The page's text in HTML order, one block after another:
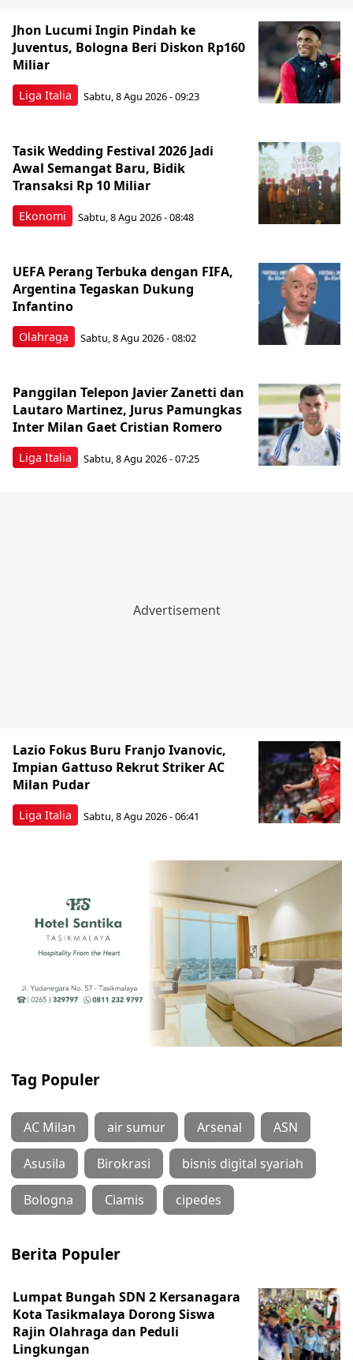
Liga Italia
Jhon Lucumi Ingin Pindah ke
Juventus, Bologna Beri Diskon Rp160
Miliar
Sabtu, 8 Agu 2026 - 09:23
Ekonomi
Tasik Wedding Festival 2026 Jadi
Awal Semangat Baru, Bidik
Transaksi Rp 10 Miliar
Sabtu, 8 Agu 2026 - 08:48
Olahraga
UEFA Perang Terbuka dengan FIFA,
Argentina Tegaskan Dukung
Infantino
Sabtu, 8 Agu 2026 - 08:02
Liga Italia
Panggilan Telepon Javier Zanetti dan
Lautaro Martinez, Jurus Pamungkas
Inter Milan Gaet Cristian Romero
Sabtu, 8 Agu 2026 - 07:25
Liga Italia
Lazio Fokus Buru Franjo Ivanovic,
Impian Gattuso Rekrut Striker AC
Milan Pudar
Sabtu, 8 Agu 2026 - 06:41
Tag Populer
AC Milan air sumur Arsenal ASN
Asusila Birokrasi bisnis digital syariah
Bologna Ciamis cipedes
Berita Populer
Lumpat Bungah SDN 2 Kersanagara
Kota Tasikmalaya Dorong Siswa
Rajin Olahraga dan Peduli
Lingkungan